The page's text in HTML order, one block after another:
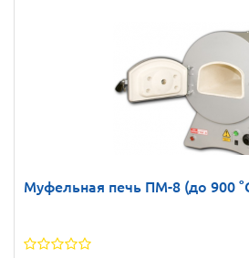
Муфельная печь ПМ-8 (до 900